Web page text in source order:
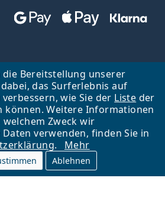
Bereitstellung unserer
das Surferlebnis auf
wie Sie der Liste der
können. Weitere Informationen
Zweck wir
verwenden, finden Sie in
.
Mehr
Ablehnen
Hauptseite
Nach oben
ist Eigentümer und Betreiber des Online-
Seit 18 Jahren sind wir für Sie da.